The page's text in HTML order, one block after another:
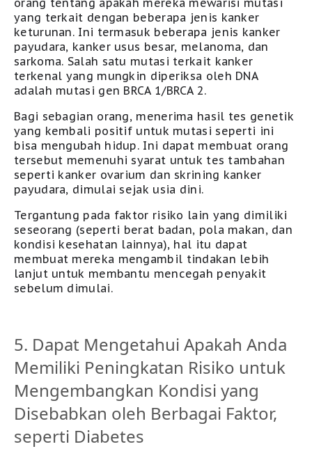
orang tentang apakah mereka mewarisi mutasi
yang terkait dengan beberapa jenis kanker
keturunan. Ini termasuk beberapa jenis kanker
payudara, kanker usus besar, melanoma, dan
sarkoma. Salah satu mutasi terkait kanker
terkenal yang mungkin diperiksa oleh DNA
adalah mutasi gen BRCA 1/BRCA 2.
Bagi sebagian orang, menerima hasil tes genetik
yang kembali positif untuk mutasi seperti ini
bisa mengubah hidup. Ini dapat membuat orang
tersebut memenuhi syarat untuk tes tambahan
seperti kanker ovarium dan skrining kanker
payudara, dimulai sejak usia dini.
Tergantung pada faktor risiko lain yang dimiliki
seseorang (seperti berat badan, pola makan, dan
kondisi kesehatan lainnya), hal itu dapat
membuat mereka mengambil tindakan lebih
lanjut untuk membantu mencegah penyakit
sebelum dimulai.
5. Dapat Mengetahui Apakah Anda
Memiliki Peningkatan Risiko untuk
Mengembangkan Kondisi yang
Disebabkan oleh Berbagai Faktor,
seperti Diabetes